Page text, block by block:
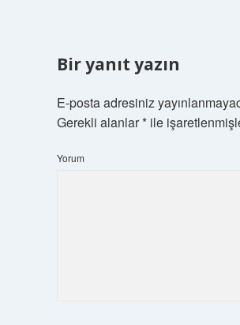
Bir yanıt yazın
E-posta adresiniz
Gerekli alanlar*ile
Yorum